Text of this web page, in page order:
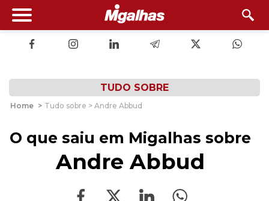
TUDO SOBRE
Home > Tudo sobre > Andre Abbud
O que saiu em Migalhas sobre
Andre Abbud